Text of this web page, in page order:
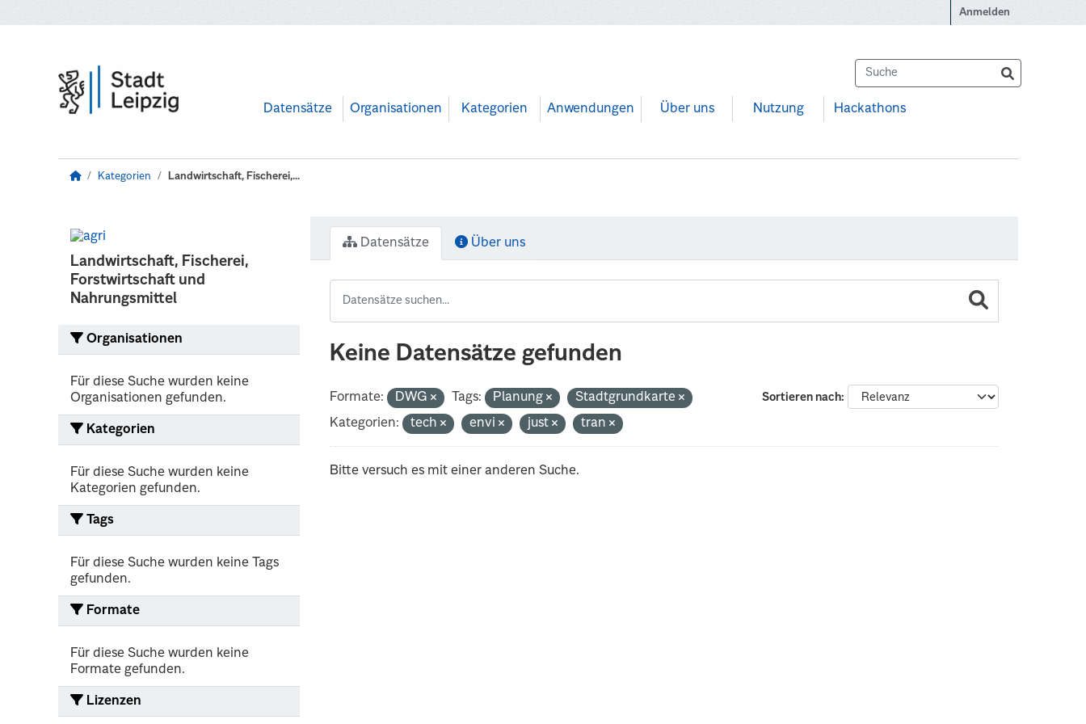
Anmelden
Datensätze Organisationen Kategorien Anwendungen Über uns Nutzung Hackathons
Kategorien Landwirtschaft, Fischerei,...
Landwirtschaft, Fischerei,
Forstwirtschaft und
Nahrungsmittel
Organisationen
Für diese Suche wurden keine
Organisationen gefunden.
Kategorien
Für diese Suche wurden keine
Kategorien gefunden.
Tags
Für diese Suche wurden keine Tags
gefunden.
Formate
Für diese Suche wurden keine
Formate gefunden.
Lizenzen
Datensätze Über uns
Keine Datensätze gefunden
Sortieren nach
Formate: DWG Tags: Planung
Stadtgrundkarte
Kategorien:
tech envi just tran
Bitte versuch es mit einer anderen Suche.